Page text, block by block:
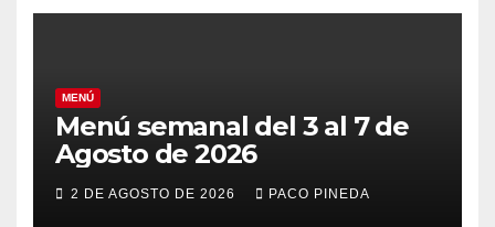
MENÚ
Menú semanal del 3 al 7 de
Agosto de 2026
2 DE AGOSTO DE 2026 PACO PINEDA